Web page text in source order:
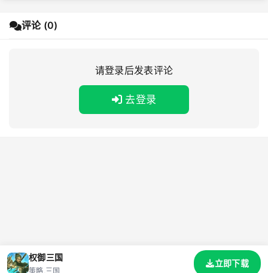
评论 (0)
请登录后发表评论
去登录
权御三国
策略,三国
立即下载